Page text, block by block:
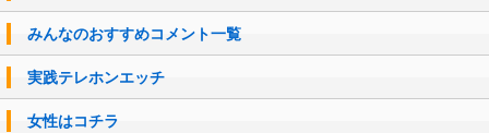
みんなのおすすめコメント一覧
実践テレホンエッチ
女性はコチラ